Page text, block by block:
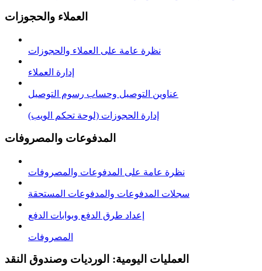
العملاء والحجوزات
نظرة عامة على العملاء والحجوزات
إدارة العملاء
عناوين التوصيل وحساب رسوم التوصيل
إدارة الحجوزات (لوحة تحكم الويب)
المدفوعات والمصروفات
نظرة عامة على المدفوعات والمصروفات
سجلات المدفوعات والمدفوعات المستحقة
إعداد طرق الدفع وبوابات الدفع
المصروفات
العمليات اليومية: الورديات وصندوق النقد